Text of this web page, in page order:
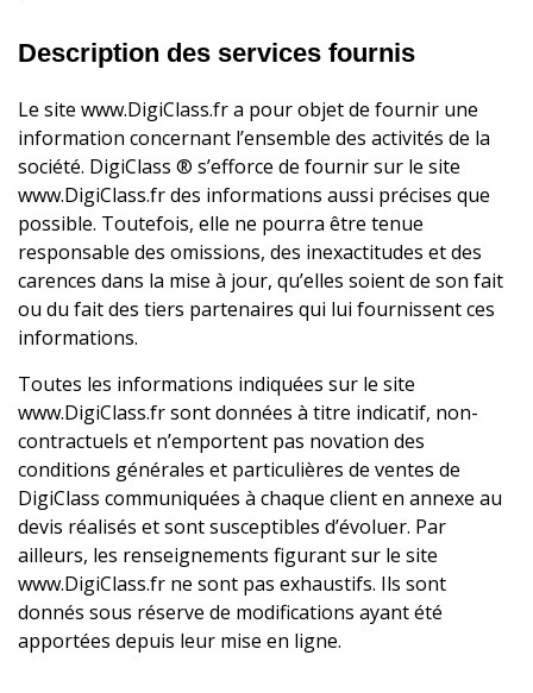
Description des services fournis
Le site www.DigiClass.fr a pour objet de fournir une
information concernant l’ensemble des activités de la
société. DigiClass ® s’efforce de fournir sur le site
www.DigiClass.fr des informations aussi précises que
possible. Toutefois, elle ne pourra être tenue
responsable des omissions, des inexactitudes et des
carences dans la mise à jour, qu’elles soient de son fait
ou du fait des tiers partenaires qui lui fournissent ces
informations.
Toutes les informations indiquées sur le site
www.DigiClass.fr sont données à titre indicatif, non-
contractuels et n’emportent pas novation des
conditions générales et particulières de ventes de
DigiClass communiquées à chaque client en annexe au
devis réalisés et sont susceptibles d’évoluer. Par
ailleurs, les renseignements figurant sur le site
www.DigiClass.fr ne sont pas exhaustifs. Ils sont
donnés sous réserve de modifications ayant été
apportées depuis leur mise en ligne.